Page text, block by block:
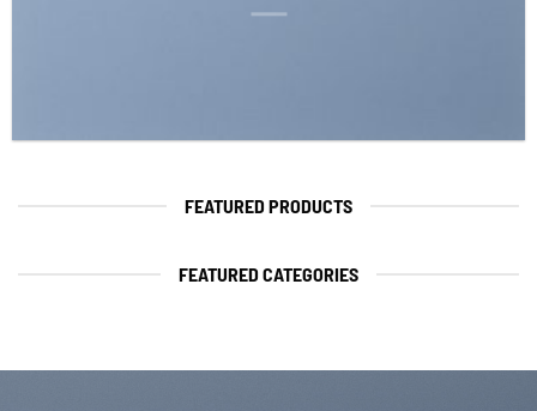
FEATURED PRODUCTS
FEATURED CATEGORIES